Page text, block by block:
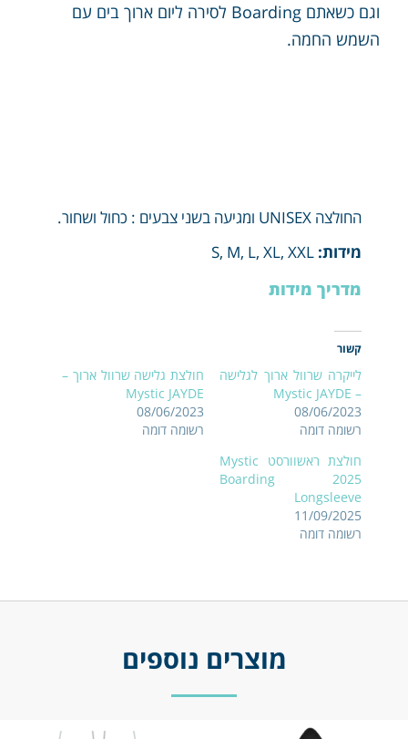
וגם כשאתם Boarding לסירה ליום ארוך בים עם
השמש החמה.
החולצה UNISEX ומגיעה בשני צבעים : כחול ושחור.
מידות:
מדריך מידות
קשור
לייקרה שרוול ארוך לגלישה
– Mystic JAYDE
08/06/2023
רשומה דומה
חולצת גלישה שרוול ארוך –
Mystic JAYDE
08/06/2023
רשומה דומה
חולצת ראשוורסט Mystic
Boarding 2025
Longsleeve
11/09/2025
רשומה דומה
מוצרים נוספים